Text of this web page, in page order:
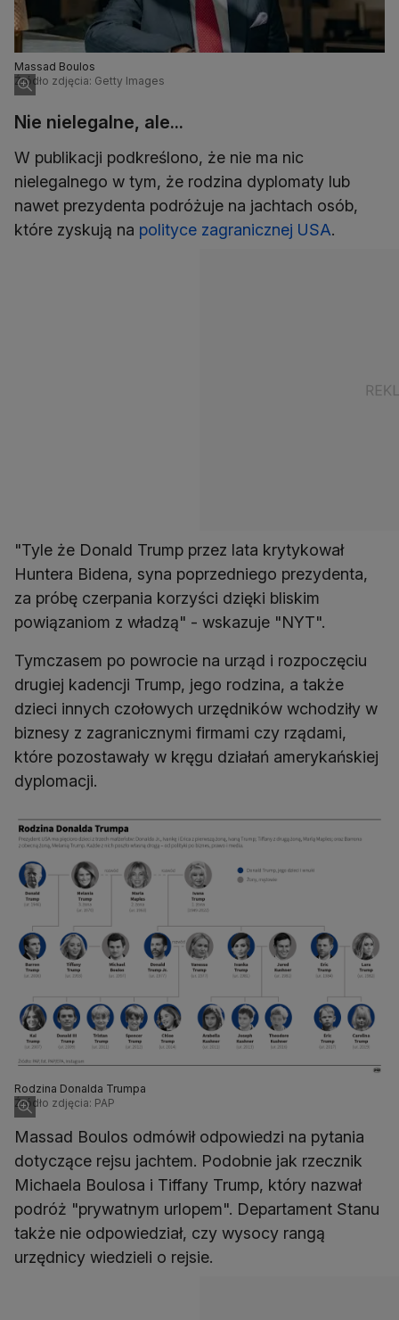
Massad Boulos
Źródło zdjęcia: Getty Images
Nie nielegalne, ale...
W publikacji podkreślono, że nie ma nic
nielegalnego w tym, że rodzina dyplomaty lub
nawet prezydenta podróżuje na jachtach osób,
które zyskują na polityce zagranicznej USA.
"Tyle że Donald Trump przez lata krytykował
Huntera Bidena, syna poprzedniego prezydenta,
za próbę czerpania korzyści dzięki bliskim
powiązaniom z władzą" - wskazuje "NYT".
Tymczasem po powrocie na urząd i rozpoczęciu
drugiej kadencji Trump, jego rodzina, a także
dzieci innych czołowych urzędników wchodziły w
biznesy z zagranicznymi firmami czy rządami,
które pozostawały w kręgu działań amerykańskiej
dyplomacji.
Rodzina Donalda Trumpa
Źródło zdjęcia: PAP
Massad Boulos odmówił odpowiedzi na pytania
dotyczące rejsu jachtem. Podobnie jak rzecznik
Michaela Boulosa i Tiffany Trump, który nazwał
podróż "prywatnym urlopem". Departament Stanu
także nie odpowiedział, czy wysocy rangą
urzędnicy wiedzieli o rejsie.